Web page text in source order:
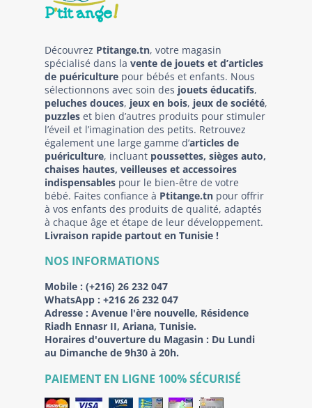
Découvrez Ptitange.tn, votre magasin
spécialisé dans la vente de jouets et d’articles
de puériculture pour bébés et enfants. Nous
sélectionnons avec soin des jouets éducatifs,
peluches douces, jeux en bois, jeux de société,
puzzles et bien d’autres produits pour stimuler
l’éveil et l’imagination des petits. Retrouvez
également une large gamme d’articles de
puériculture, incluant poussettes, sièges auto,
chaises hautes, veilleuses et accessoires
indispensables pour le bien-être de votre
bébé. Faites confiance à Ptitange.tn pour offrir
à vos enfants des produits de qualité, adaptés
à chaque âge et étape de leur développement.
Livraison rapide partout en Tunisie !
NOS INFORMATIONS
Mobile : (+216) 26 232 047
WhatsApp : +216 26 232 047
Adresse : Avenue l'ère nouvelle, Résidence
Riadh Ennasr II, Ariana, Tunisie.
Horaires d'ouverture du Magasin : Du Lundi
au Dimanche de 9h30 à 20h.
PAIEMENT EN LIGNE 100% SÉCURISÉ